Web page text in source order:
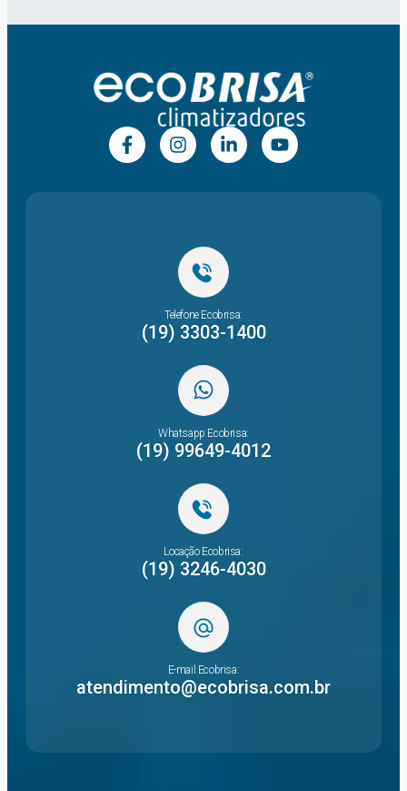
Telefone Ecobrisa:
(19) 3303-1400
Whatsapp Ecobrisa:
(19) 99649-4012
Locação Ecobrisa:
(19) 3246-4030
E-mail Ecobrisa:
atendimento@ecobrisa.com.br